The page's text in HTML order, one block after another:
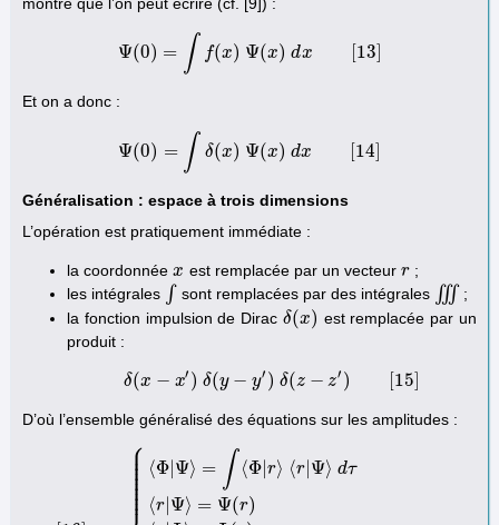
Ψ(0) = ∫ f(x) Ψ(x) dx [13]
Ψ (0 =∫f(x) Ψ(x) dx[13
Et on a donc :
Ψ(0) = ∫ δ(x) Ψ(x) dx [14]
Ψ 0 =∫δ(x Ψ(x) dx[14
Généralisation : espace à trois dimensions
L’opération est pratiquement immédiate :
la coordonnée x
x est remplacée par un vecteur r
r ;
les intégrales ∫ sont remplacées par des intégrales ∭
∭
;
la fonction impulsion de Dirac δ(x)
δ(x)
est remplacée par un
produit :
δ(x − x′ ) δ(y − y′ ) δ(z − z′ ) [15]
δ ( x−x′) δ( y− y ) δ(z −z ′)[15
D’où l’ensemble généralisé des équations sur les amplitudes :
⎧
⎪
⎪
⎪⎪⎪⎪⎪⎪⎪⎪
⟨Φ|Ψ⟩ = ∫ ⟨Φ|r⟩ ⟨r|Ψ⟩ dτ
⟨r| Ψ⟩ = Ψ(r)